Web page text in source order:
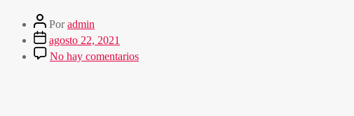
Poradmin
agosto 22, 2021
No hay comentarios